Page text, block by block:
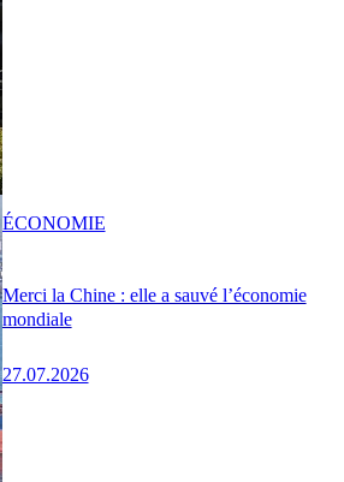
Merci la Chine : elle a sauvé l’économie
mondiale
27.07.2026
ÉCONOMIE